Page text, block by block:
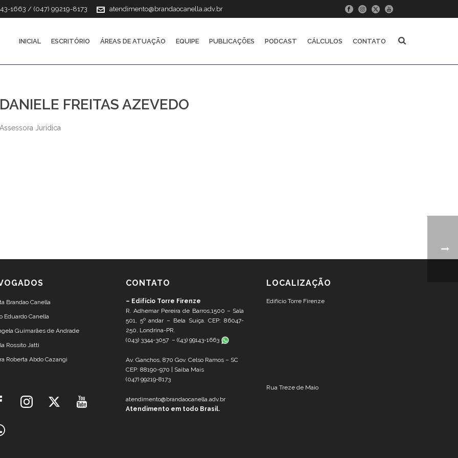
1663 / (047) 99219-8173 atendimento@brandaocanella.adv.br
INICIAL ESCRITÓRIO ÁREAS DE ATUAÇÃO EQUIPE PUBLICAÇÕES PODCAST CÁLCULOS CONTATO
DANIELE FREITAS AZEVEDO
Assessora Jurídica
Brandao Canella
Eduardo Canella
Guimarães de Andrade
Rossito Jatti
Roberta Abdo Cazangi
CONTATO
– Edifício Torre Firenze
R. Adhemar Pereira de Barros,1500 – Sala
501, 5º andar – Bela Suíça. CEP: 86047-
250, Londrina-PR.
(043) 3344-3057 – ((43) 99143-1663
Av. Ganchos, 870 Gov. Celso Ramos – SC
CEP: 88190-970 | Saiba Mais
(047) 99219-8173
atendimento@brandaocanella.adv.br
Atendimento em todo Brasil.
LOCALIZAÇÃO
Edifício Torre Firenze
Rua Treze de Maio